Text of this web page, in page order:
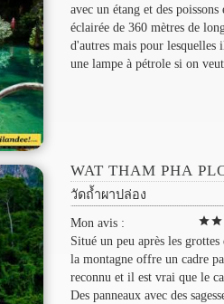
avec un étang et des
éclairée de 360 mètres de
d'autres mais pour
une lampe à pétrole si on
WAT THAM PHA
วัดถ้ำผาปล่อง
Mon avis :
starstar
Situé un peu après les
la montagne offre un cadre
reconnu et il est vrai que le
Des panneaux avec des